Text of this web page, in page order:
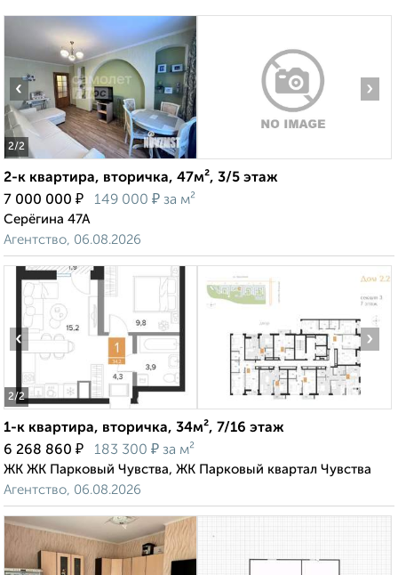
2/2
‹ ›
2-к квартира, вторичка, 47м², 3/5 этаж
7 000 000 ₽ 149 000 ₽ за м²
Серёгина 47А
Агентство, 06.08.2026
2/2
‹ ›
1-к квартира, вторичка, 34м², 7/16 этаж
6 268 860 ₽ 183 300 ₽ за м²
ЖК ЖК Парковый Чувства, ЖК Парковый квартал Чувства
Агентство, 06.08.2026